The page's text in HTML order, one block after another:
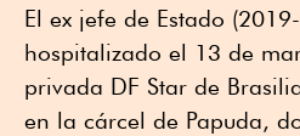
El ex jefe de Estado
hospitalizado el 13 de
privada DF Star de
en la cárcel de Papuda,